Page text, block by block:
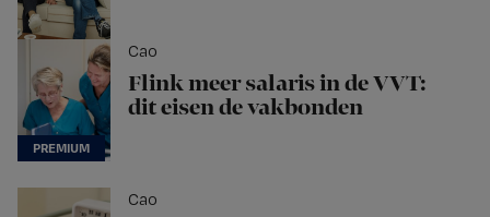
Cao
Flink meer salaris in de VVT:
dit eisen de vakbonden
Cao